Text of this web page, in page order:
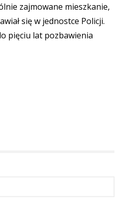
zajmowane mieszkanie,
się w jednostce Policji.
pięciu lat pozbawienia